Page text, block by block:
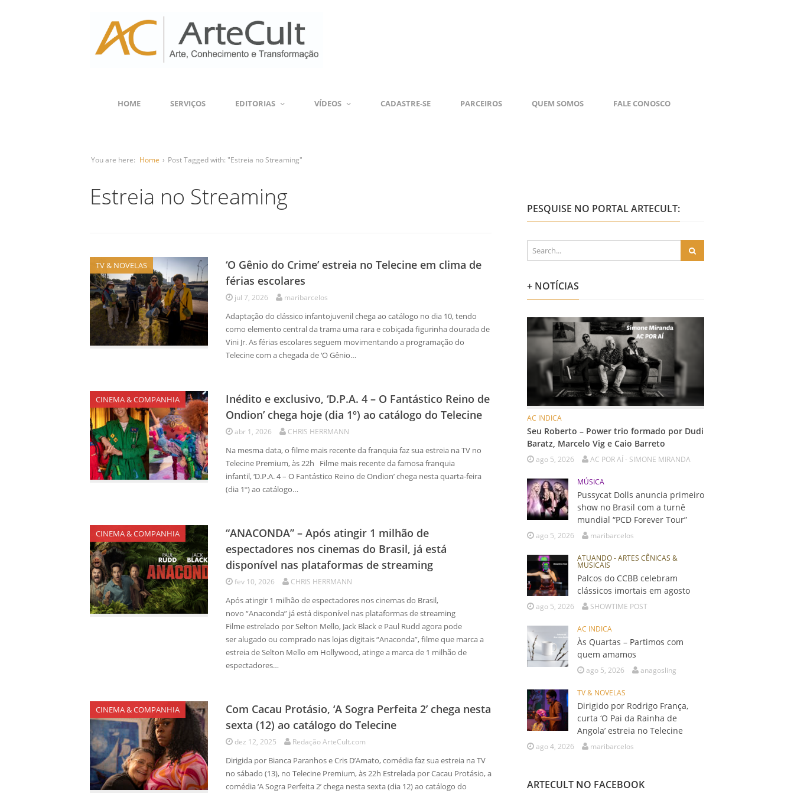
HOME SERVIÇOS EDITORIAS VÍDEOS CADASTRE-SE PARCEIROS QUEM SOMOS FALE CONOSCO
You are here: Home › Post Tagged with: "Estreia no Streaming"
Estreia no Streaming
TV & NOVELAS
‘O Gênio do Crime’ estreia no Telecine em clima de
férias escolares
jul 7, 2026 maribarcelos
Adaptação do clássico infantojuvenil chega ao catálogo no dia 10, tendo
como elemento central da trama uma rara e cobiçada figurinha dourada de
Vini Jr. As férias escolares seguem movimentando a programação do
Telecine com a chegada de ‘O Gênio…
CINEMA & COMPANHIA
Inédito e exclusivo, ‘D.P.A. 4 – O Fantástico Reino de
Ondion’ chega hoje (dia 1º) ao catálogo do Telecine
abr 1, 2026 CHRIS HERRMANN
Na mesma data, o filme mais recente da franquia faz sua estreia na TV no
Telecine Premium, às 22h Filme mais recente da famosa franquia
infantil, ‘D.P.A. 4 – O Fantástico Reino de Ondion’ chega nesta quarta-feira
(dia 1º) ao catálogo…
CINEMA & COMPANHIA
“ANACONDA” – Após atingir 1 milhão de
espectadores nos cinemas do Brasil, já está
disponível nas plataformas de streaming
fev 10, 2026 CHRIS HERRMANN
Após atingir 1 milhão de espectadores nos cinemas do Brasil,
novo “Anaconda” já está disponível nas plataformas de streaming
Filme estrelado por Selton Mello, Jack Black e Paul Rudd agora pode
ser alugado ou comprado nas lojas digitais “Anaconda”, filme que marca a
estreia de Selton Mello em Hollywood, atinge a marca de 1 milhão de
espectadores…
CINEMA & COMPANHIA
Com Cacau Protásio, ‘A Sogra Perfeita 2’ chega nesta
sexta (12) ao catálogo do Telecine
dez 12, 2025 Redação ArteCult.com
Dirigida por Bianca Paranhos e Cris D’Amato, comédia faz sua estreia na TV
no sábado (13), no Telecine Premium, às 22h Estrelada por Cacau Protásio, a
comédia ‘A Sogra Perfeita 2’ chega nesta sexta (dia 12) ao catálogo do
PESQUISE NO PORTAL ARTECULT:
+ NOTÍCIAS
AC INDICA
Seu Roberto – Power trio formado por Dudi
Baratz, Marcelo Vig e Caio Barreto
ago 5, 2026 AC POR AÍ - SIMONE MIRANDA
MÚSICA
Pussycat Dolls anuncia primeiro
show no Brasil com a turnê
mundial “PCD Forever Tour”
ago 5, 2026 maribarcelos
ATUANDO - ARTES CÊNICAS &
MUSICAIS
Palcos do CCBB celebram
clássicos imortais em agosto
ago 5, 2026 SHOWTIME POST
AC INDICA
Às Quartas – Partimos com
quem amamos
ago 5, 2026 anagosling
TV & NOVELAS
Dirigido por Rodrigo França,
curta ‘O Pai da Rainha de
Angola’ estreia no Telecine
ago 4, 2026 maribarcelos
ARTECULT NO FACEBOOK